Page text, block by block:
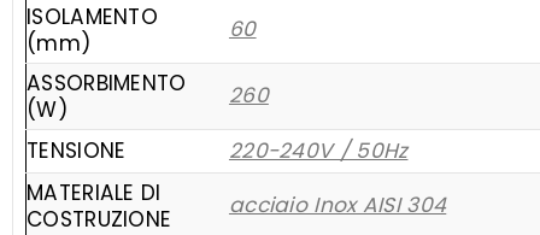
ISOLAMENTO
(mm)
60
ASSORBIMENTO
(W)
260
TENSIONE
220-240V / 50Hz
MATERIALE DI
COSTRUZIONE
acciaio Inox AISI 304